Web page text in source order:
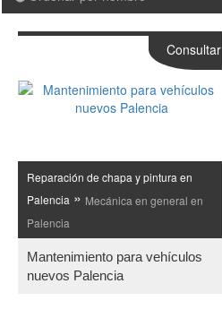
Reparación de chapa y pintura en
Palencia » Mecánica en general en
Palencia
Mantenimiento para vehículos
nuevos Palencia
Consultar